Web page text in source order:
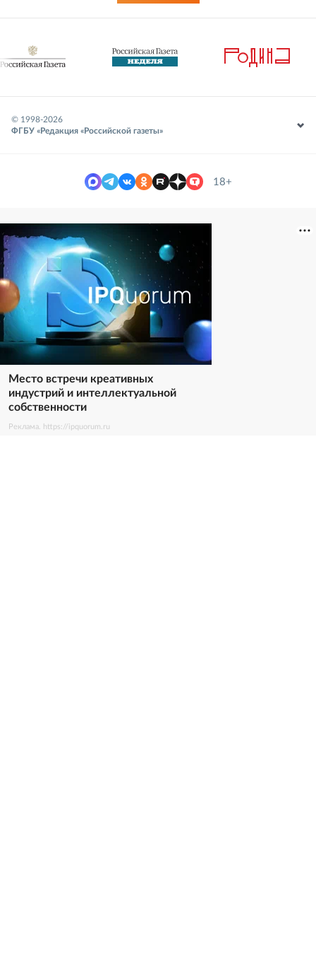
© 1998-2026
ФГБУ «Редакция «Российской газеты»
18+
Место встречи креативных
индустрий и интеллектуальной
собственности
Реклама. https://ipquorum.ru